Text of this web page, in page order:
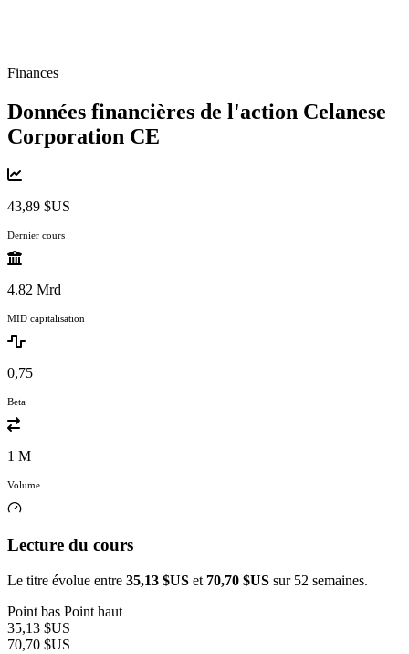
Finances
Données financières de l'action Celanese
Corporation CE
43,89 $US
Dernier cours
4.82 Mrd
MID capitalisation
0,75
Beta
1 M
Volume
Lecture du cours
Le titre évolue entre 35,13 $US et 70,70 $US sur 52 semaines.
Point bas Point haut
35,13 $US
70,70 $US